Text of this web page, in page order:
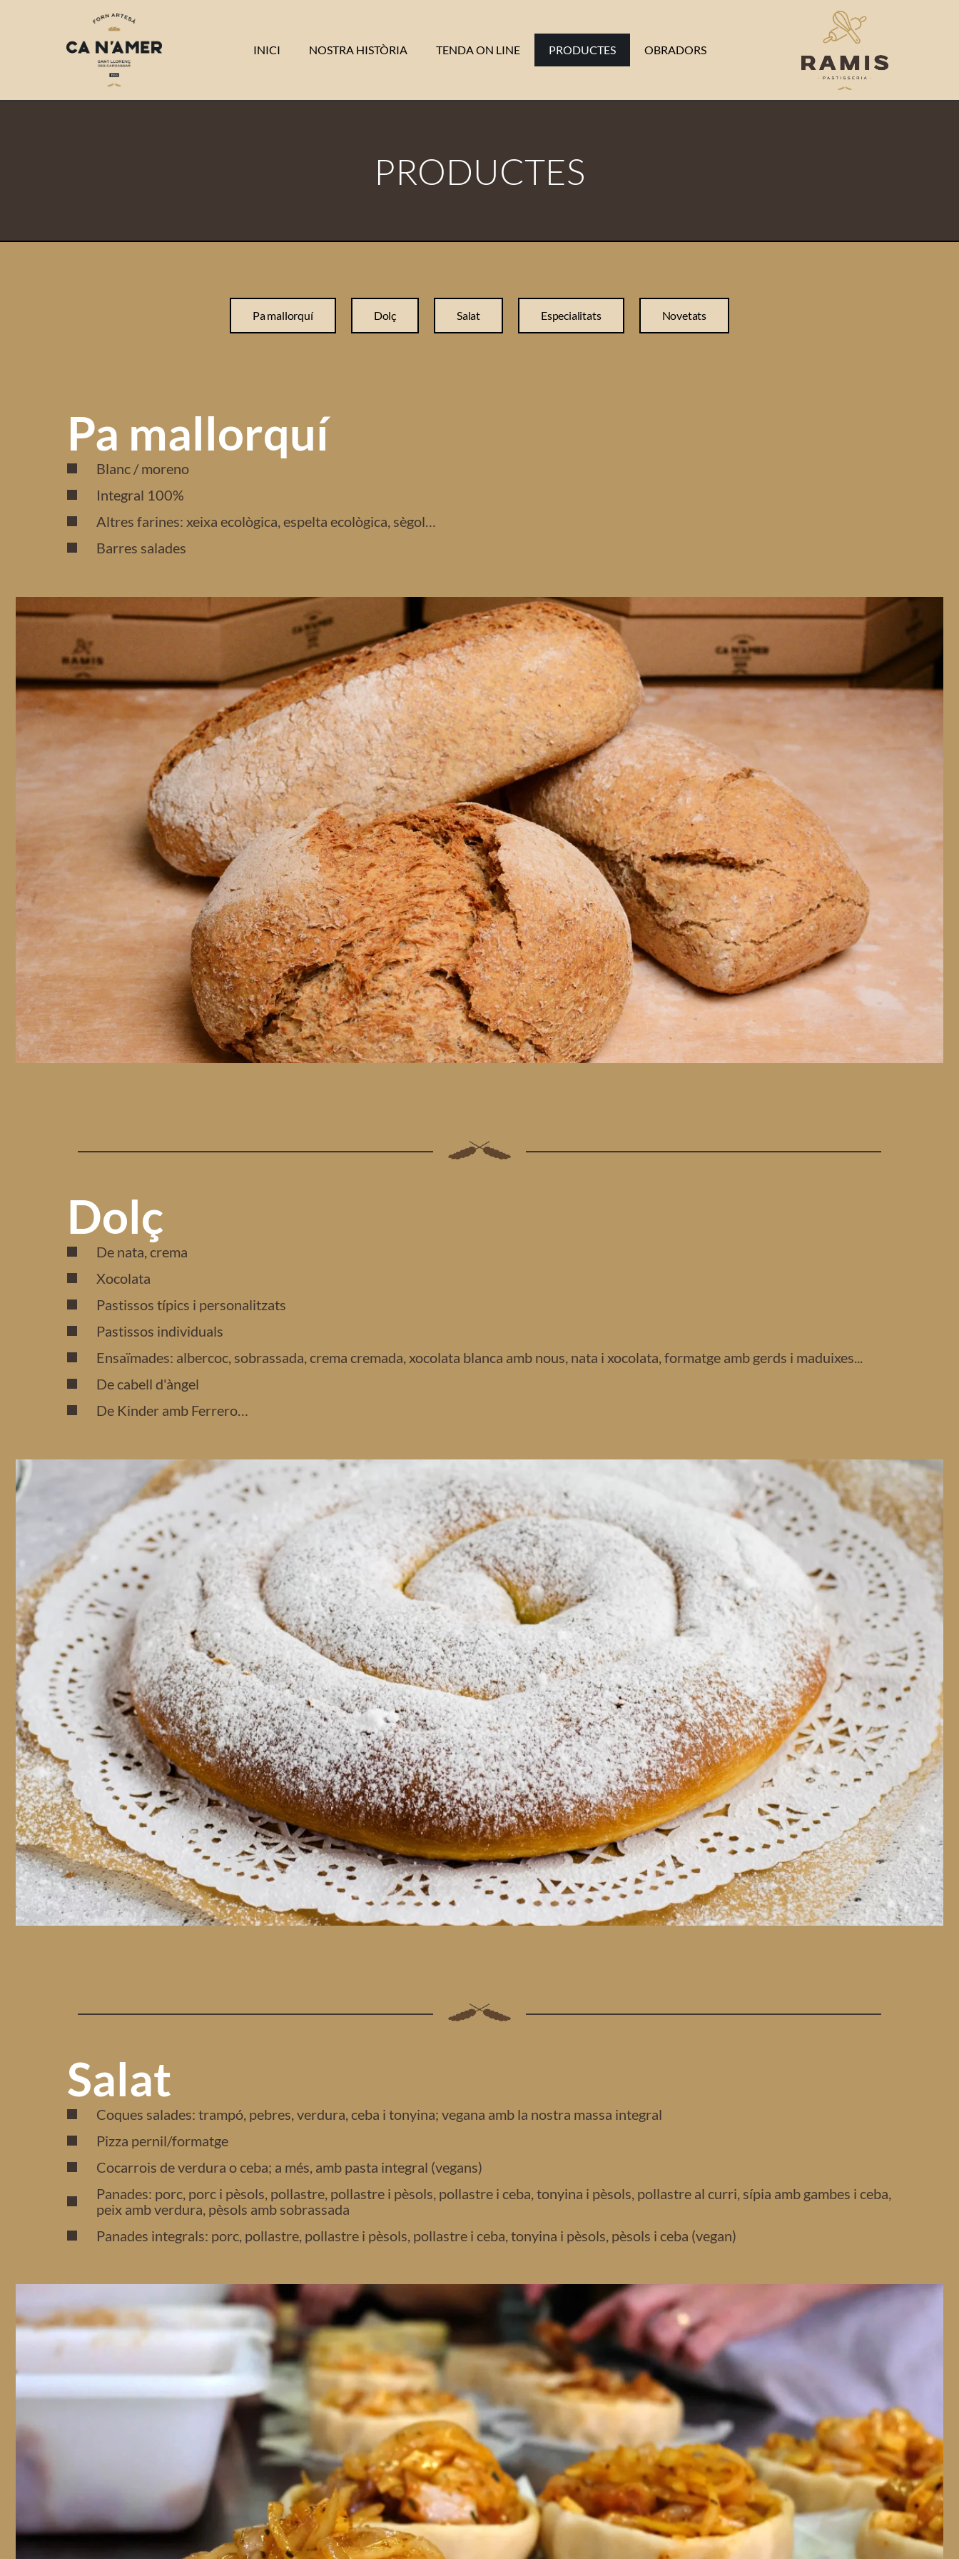
INICI NOSTRA HISTÒRIA TENDA ON LINE PRODUCTES OBRADORS
PRODUCTES
Pa mallorquí Dolç Salat Especialitats Novetats
Pa mallorquí
Blanc / moreno
Integral 100%
Altres farines: xeixa ecològica, espelta ecològica, sègol…
Barres salades
Dolç
De nata, crema
Xocolata
Pastissos típics i personalitzats
Pastissos individuals
Ensaïmades: albercoc, sobrassada, crema cremada, xocolata blanca amb nous, nata i xocolata, formatge amb gerds i maduixes...
De cabell d'àngel
De Kinder amb Ferrero…
Salat
Coques salades: trampó, pebres, verdura, ceba i tonyina; vegana amb la nostra massa integral
Pizza pernil/formatge
Cocarrois de verdura o ceba; a més, amb pasta integral (vegans)
Panades: porc, porc i pèsols, pollastre, pollastre i pèsols, pollastre i ceba, tonyina i pèsols, pollastre al curri, sípia amb gambes i ceba,
peix amb verdura, pèsols amb sobrassada
Panades integrals: porc, pollastre, pollastre i pèsols, pollastre i ceba, tonyina i pèsols, pèsols i ceba (vegan)